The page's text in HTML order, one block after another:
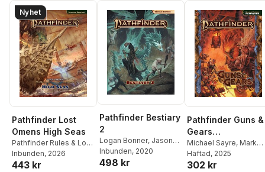
Nyhet
Pathfinder Lost
Omens High Seas
Pathfinder Rules & Lore
Team
Inbunden, 2026
443 kr
Pathfinder Bestiary
2
Logan Bonner, Jason
Bulmahn,Stephen
Radney-MacFarland
Inbunden, 2020
498 kr
Pathfinder Guns &
Gears
(Remastered)
Michael Sayre, Mark
Seifter
Häftad, 2025
302 kr